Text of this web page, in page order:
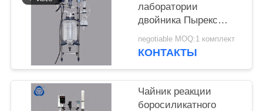
лаборатории
двойника Пырекс
закрытый кожухом
стеклянный с
negotiable MOQ:1 комплект
КОНТАКТЫ
Чайник реакции
боросиликатного